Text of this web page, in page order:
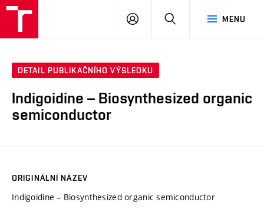
MENU
PŘIHLÁSIT
DETAIL PUBLIKAČNÍHO VÝSLEDKU
Indigoidine – Biosynthesized organic
semiconductor
ORIGINÁLNÍ NÁZEV
Indigoidine – Biosynthesized organic semiconductor